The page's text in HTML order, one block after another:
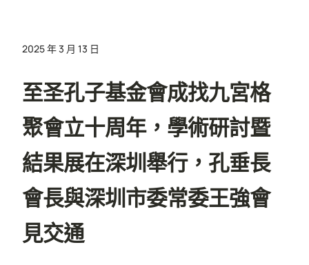
2025 年 3 月 13 日
至圣孔子基金會成找九宮格
聚會立十周年，學術研討暨
結果展在深圳舉行，孔垂長
會長與深圳市委常委王強會
見交通